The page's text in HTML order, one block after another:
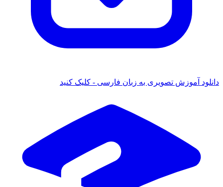
دانلود آموزش تصویری به زبان فارسی - کلیک کنید